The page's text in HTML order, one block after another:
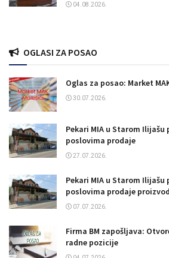
04.08.2026.
OGLASI ZA POSAO
Oglas za posao: Market
30.07.2026.
Pekari MIA u Starom
poslovima prodaje
27.07.2026.
Pekari MIA u Starom
poslovima prodaje
07.07.2026.
Firma BM zapošljava:
radne pozicije